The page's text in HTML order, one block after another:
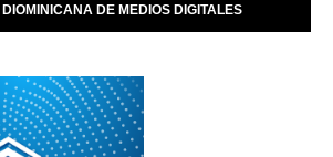
DE MEDIOS DIGITALES